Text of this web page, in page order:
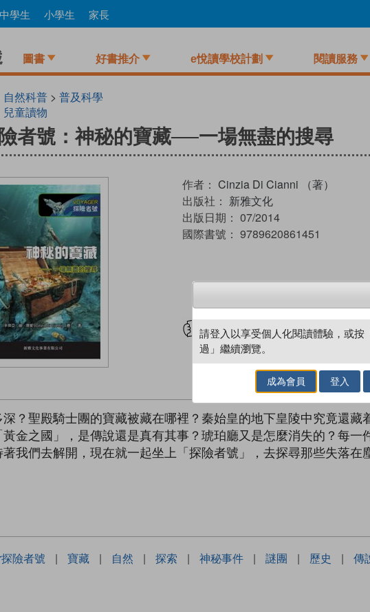
中學生 小學生 家長
圖書 好書推介 e悅讀學校計劃 閱讀服務
自然科普 > 普及科學
兒童讀物
者號：神秘的寶藏──一場無盡的搜尋
作者： Cinzia Di Cianni （著）
出版社： 新雅文化
出版日期： 07/2014
國際書號： 9789620861451
試閲 加入閱讀
？聖殿騎士團的寶藏被藏在哪裡？秦始皇的地下皇陵中究竟還
金之國」，是傳說還是真有其事？琥珀廳又是怎麼消失的？每
我們去解開，現在就一起坐上「探險者號」，去探尋那些失落在
險者號 | 寶藏 | 自然 | 探索 | 神秘事件 | 謎團 | 歷史 | 傳
請登入以享受個人化閱讀體驗，或按
過」繼續瀏覽。
成為會員 登入